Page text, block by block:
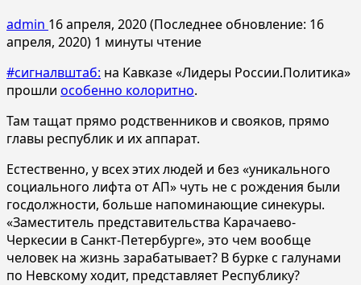
admin 16 апреля, 2020 (Последнее обновление: 16
апреля, 2020) 1 минуты чтение
#сигналвштаб: на Кавказе «Лидеры России.Политика»
прошли особенно колоритно.
Там тащат прямо родственников и свояков, прямо
главы республик и их аппарат.
Естественно, у всех этих людей и без «уникального
социального лифта от АП» чуть не с рождения были
госдолжности, больше напоминающие синекуры.
«Заместитель представительства Карачаево-
Черкесии в Санкт-Петербурге», это чем вообще
человек на жизнь зарабатывает? В бурке с галунами
по Невскому ходит, представляет Республику?